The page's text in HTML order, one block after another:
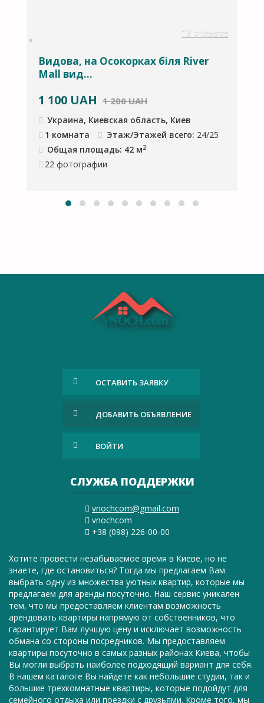
13 отзывов
Видова, на Осокорках біля River
Mall вид...
1 100 UAH 1 200 UAH
Украина, Киевская область, Киев
1 комната
Этаж/Этажей всего: 24/25
Общая площадь: 42 м2
22 фотографии
ОСТАВИТЬ ЗАЯВКУ
ДОБАВИТЬ ОБЪЯВЛЕНИЕ
ВОЙТИ
СЛУЖБА ПОДДЕРЖКИ
vnochcom@gmail.com
vnochcom
+38 (098) 226-00-00
Хотите провести незабываемое время в Киеве, но не
знаете, где остановиться? Тогда мы предлагаем Вам
выбрать одну из множества уютных квартир, которые мы
предлагаем для аренды посуточно. Наш сервис уникален
тем, что мы предоставляем клиентам возможность
арендовать квартиры напрямую от собственников, что
гарантирует Вам лучшую цену и исключает возможность
обмана со стороны посредников. Мы предоставляем
квартиры посуточно в самых разных районах Киева, чтобы
Вы могли выбрать наиболее подходящий вариант для себя.
В нашем каталоге Вы найдете как небольшие студии, так и
большие трехкомнатные квартиры, которые подойдут для
семейного отдыха или поездки с друзьями. Кроме того, мы